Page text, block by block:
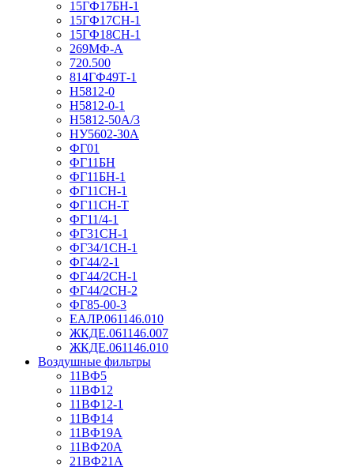
15ГФ17БН-1
15ГФ17СН-1
15ГФ18СН-1
269МФ-А
720.500
814ГФ49Т-1
Н5812-0
Н5812-0-1
Н5812-50А/3
НУ5602-30А
ФГ01
ФГ11БН
ФГ11БН-1
ФГ11СН-1
ФГ11СН-Т
ФГ11/4-1
ФГ31СН-1
ФГ34/1СН-1
ФГ44/2-1
ФГ44/2СН-1
ФГ44/2СН-2
ФГ85-00-3
ЕАЛР.061146.010
ЖКДЕ.061146.007
ЖКДЕ.061146.010
Воздушные фильтры
11ВФ5
11ВФ12
11ВФ12-1
11ВФ14
11ВФ19А
11ВФ20А
21ВФ21А